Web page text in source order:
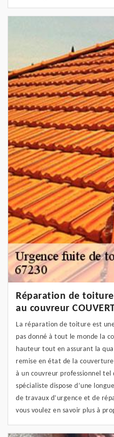
Réparation de
au couvreur
La réparation de toiture est
pas donné à tout le monde la
hauteur tout en assurant la
remise en état de la
à un couvreur professionnel tel
spécialiste dispose d’une
de travaux d’urgence et de
vous voulez en savoir plus à